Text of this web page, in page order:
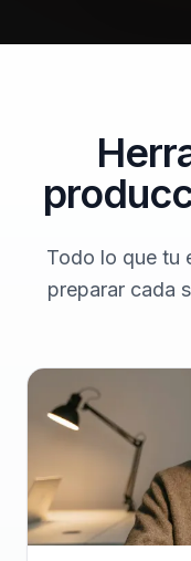
Todo lo que tu
preparar cada